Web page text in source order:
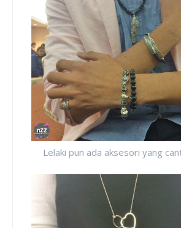
Lelaki pun ada aksesori yang